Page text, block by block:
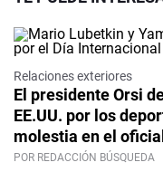
Relaciones exteriores
El presidente Orsi
EE.UU. por los
molestia en el
POR REDACCIÓN BÚSQUEDA